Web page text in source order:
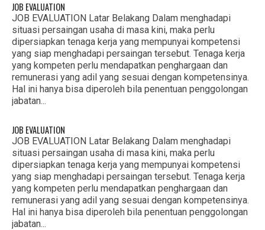
JOB EVALUATION
JOB EVALUATION Latar Belakang Dalam menghadapi
situasi persaingan usaha di masa kini, maka perlu
dipersiapkan tenaga kerja yang mempunyai kompetensi
yang siap menghadapi persaingan tersebut. Tenaga kerja
yang kompeten perlu mendapatkan penghargaan dan
remunerasi yang adil yang sesuai dengan kompetensinya.
Hal ini hanya bisa diperoleh bila penentuan penggolongan
jabatan...
JOB EVALUATION
JOB EVALUATION Latar Belakang Dalam menghadapi
situasi persaingan usaha di masa kini, maka perlu
dipersiapkan tenaga kerja yang mempunyai kompetensi
yang siap menghadapi persaingan tersebut. Tenaga kerja
yang kompeten perlu mendapatkan penghargaan dan
remunerasi yang adil yang sesuai dengan kompetensinya.
Hal ini hanya bisa diperoleh bila penentuan penggolongan
jabatan...